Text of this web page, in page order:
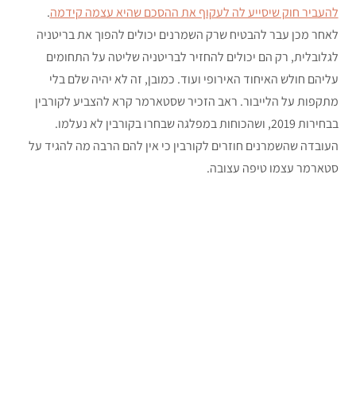
להעביר חוק שיסייע לה לעקוף את ההסכם שהיא עצמה קידמה.
לאחר מכן עבר להבטיח שרק השמרנים יכולים להפוך את בריטניה
לגלובלית, רק הם יכולים להחזיר לבריטניה שליטה על התחומים
עליהם חולש האיחוד האירופי ועוד. כמובן, זה לא יהיה שלם בלי
מתקפות על הלייבור. ראב הזכיר שסטארמר קרא להצביע לקורבין
בבחירות 2019, ושהכוחות במפלגה שבחרו בקורבין לא נעלמו.
העובדה שהשמרנים חוזרים לקורבין כי אין להם הרבה מה להגיד על
סטארמר עצמו טיפה עצובה.